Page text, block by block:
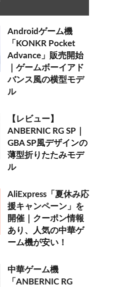
Androidゲーム機
「KONKR Pocket
Advance」販売開始
｜ゲームボーイアド
バンス風の横型モデ
ル
【レビュー】
ANBERNIC RG SP｜
GBA SP風デザインの
薄型折りたたみモデ
ル
AliExpress「夏休み応
援キャンペーン」を
開催｜クーポン情報
あり、人気の中華ゲ
ーム機が安い！
中華ゲーム機
「ANBERNIC RG